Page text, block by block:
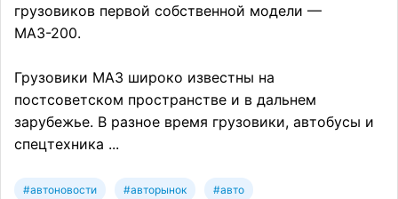
грузовиков первой собственной модели —
МАЗ-200.
Грузовики МАЗ широко известны на
постсоветском пространстве и в дальнем
зарубежье. В разное время грузовики, автобусы и
спецтехника ...
#автоновости #авторынок #авто